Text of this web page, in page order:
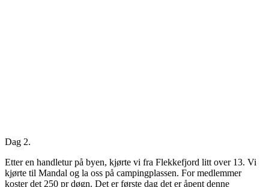
Dag 2.
Etter en handletur på byen, kjørte vi fra Flekkefjord litt over 13. Vi
kjørte til Mandal og la oss på campingplassen. For medlemmer
koster det 250 pr døgn. Det er første dag det er åpent denne